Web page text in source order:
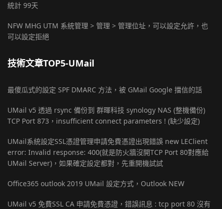
統計 99天
NFW MHG UTM 系統管理 > 管理 > 管理位址，可以設定允許，也
可以設定拒絕
技術文章TOP5-UMail
最傻瓜式的設定 SPF DMARC 方法，被 GMail Google 擋信的話
UMail v5 透過 rsync 備份到 群暉科技 synology NAS (整機備份)
TCP Port 873，insufficient connect parameters ! (缺少設定)
UMail系統設定SSL憑證管理申請免費憑證出現錯誤 new LEClient
error: Invalid response: 400(就是防火牆沒開TCP Port 80對應給
UMail Server)，如果確定設定都對，先重開機試試
Office365 outlook 2019 UMail 設定方式，Outlook NEW
UMail v5 免費SSL CA 申請免費憑證，錯誤訊息 : tcp port 80 沒有